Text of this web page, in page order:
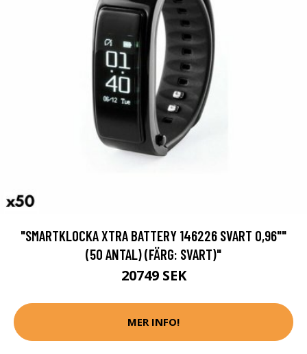
"SMARTKLOCKA XTRA BATTERY 146226 SVART 0,96""
(50 ANTAL) (FÄRG: SVART)"
20749 SEK
MER INFO!